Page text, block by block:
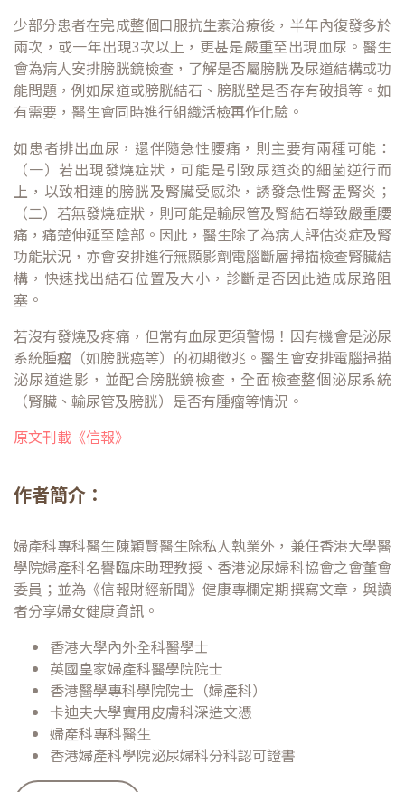
少部分患者在完成整個口服抗生素治療後，半年內復發多於
兩次，或一年出現3次以上，更甚是嚴重至出現血尿。醫生
會為病人安排膀胱鏡檢查，了解是否屬膀胱及尿道結構或功
能問題，例如尿道或膀胱結石、膀胱壁是否存有破損等。如
有需要，醫生會同時進行組織活檢再作化驗。
如患者排出血尿，還伴隨急性腰痛，則主要有兩種可能：
（一）若出現發燒症狀，可能是引致尿道炎的細菌逆行而
上，以致相連的膀胱及腎臟受感染，誘發急性腎盂腎炎；
（二）若無發燒症狀，則可能是輸尿管及腎結石導致嚴重腰
痛，痛楚伸延至陰部。因此，醫生除了為病人評估炎症及腎
功能狀況，亦會安排進行無顯影劑電腦斷層掃描檢查腎臟結
構，快速找出結石位置及大小，診斷是否因此造成尿路阻
塞。
若沒有發燒及疼痛，但常有血尿更須警惕！因有機會是泌尿
系統腫瘤（如膀胱癌等）的初期徵兆。醫生會安排電腦掃描
泌尿道造影，並配合膀胱鏡檢查，全面檢查整個泌尿系統
（腎臟、輸尿管及膀胱）是否有腫瘤等情況。
原文刊載《信報》
作者簡介：
婦產科專科醫生陳穎賢醫生除私人執業外，兼任香港大學醫
學院婦產科名譽臨床助理教授、香港泌尿婦科協會之會董會
委員；並為《信報財經新聞》健康專欄定期撰寫文章，與讀
者分享婦女健康資訊。
香港大學內外全科醫學士
英國皇家婦產科醫學院院士
香港醫學專科學院院士（婦產科）
卡迪夫大學實用皮膚科深造文憑
婦產科專科醫生
香港婦產科學院泌尿婦科分科認可證書